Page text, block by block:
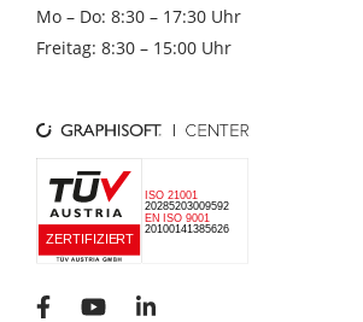
Mo – Do: 8:30 – 17:30 Uhr
Freitag: 8:30 – 15:00 Uhr